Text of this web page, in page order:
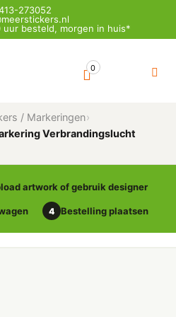
273052
uur besteld, morgen in huis*
0
/ Markeringen›
Verbrandingslucht
artwork of gebruik designer
4 Bestelling plaatsen